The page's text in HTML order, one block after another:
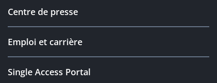
Centre de presse
Emploi et carrière
Single Access Portal